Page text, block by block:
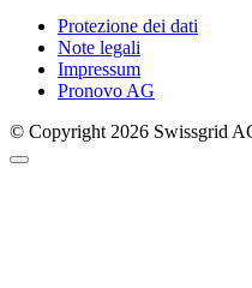
Protezione dei dati
Note legali
Impressum
Pronovo AG
© Copyright 2026 Swissgrid